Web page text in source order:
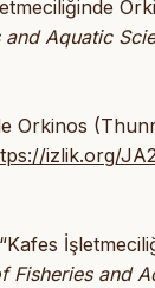
Aquatic
Orkinos
izlik.org/
Fisheries and